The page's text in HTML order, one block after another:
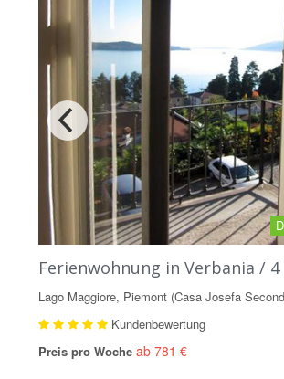
Ferienwohnung in Verbania / 4
Lago Maggiore, Piemont (Casa Josefa
Kundenbewertung
Preis pro Woche ab 781 €